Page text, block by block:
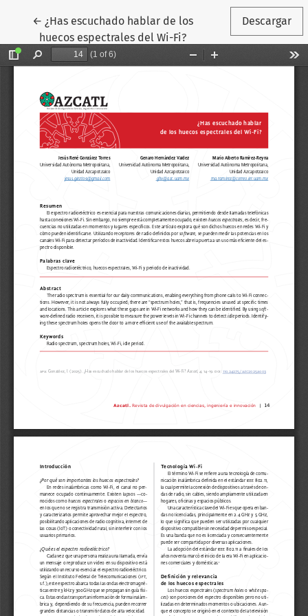
← Volver a los detalles del artículo
¿Has escuchado hablar de los
huecos espectrales del Wi-Fi?
Descargar